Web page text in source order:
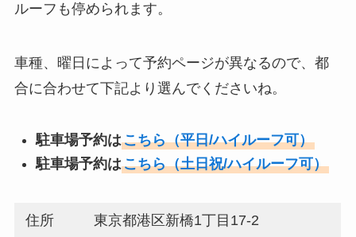
ルーフも停められます。
車種、曜日によって予約ページが異なるので、都
合に合わせて下記より選んでくださいね。
駐車場予約はこちら（平日/ハイルーフ可）
駐車場予約はこちら（土日祝/ハイルーフ可）
住所 東京都港区新橋1丁目17-2